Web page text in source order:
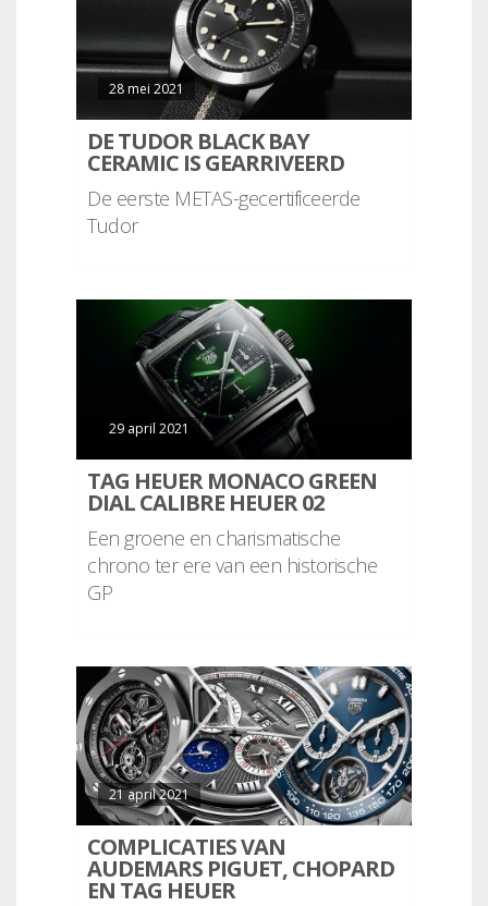
28 mei 2021
DE TUDOR BLACK BAY
CERAMIC IS GEARRIVEERD
De eerste METAS-gecertificeerde
Tudor
29 april 2021
TAG HEUER MONACO GREEN
DIAL CALIBRE HEUER 02
Een groene en charismatische
chrono ter ere van een historische
GP
21 april 2021
COMPLICATIES VAN
AUDEMARS PIGUET, CHOPARD
EN TAG HEUER